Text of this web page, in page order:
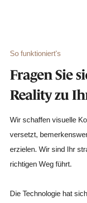
So funktioniert's
Fragen Sie
Reality zu
Wir schaffen visuelle
versetzt,
erzielen. Wir sind Ihr
richtigen Weg führt.
Die Technologie hat